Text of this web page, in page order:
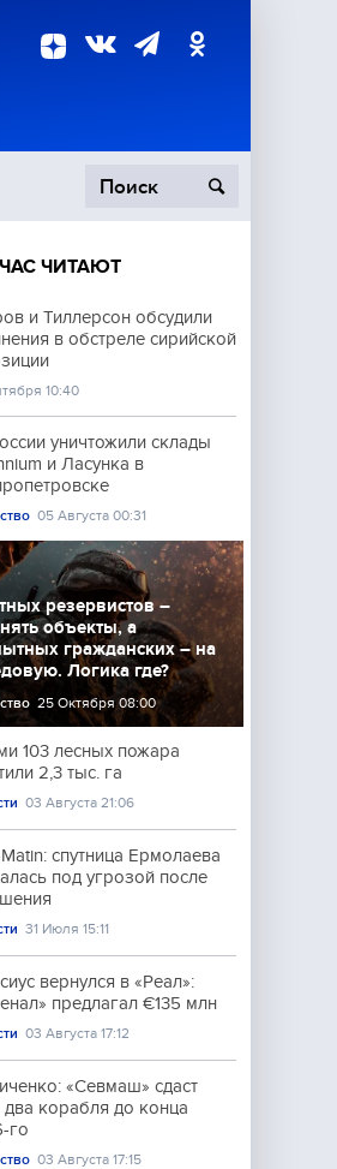
ЧИТАЮТ
и Тиллерсон обсудили
в обстреле сирийской
10:40
уничтожили склады
и Ласунка в
05 Августа 00:31
резервистов –
объекты, а
гражданских – на
Логика где?
25 Октября 08:00
103 лесных пожара
2,3 тыс. га
03 Августа 21:06
спутница Ермолаева
под угрозой после
31 Июля 15:11
вернулся в «Реал»:
предлагал €135 млн
03 Августа 17:12
«Севмаш» сдаст
корабля до конца
го
03 Августа 17:15